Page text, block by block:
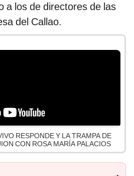
a los de directores de las
del Callao.
RESPONDE Y LA TRAMPA DE
CON ROSA MARÍA PALACIOS